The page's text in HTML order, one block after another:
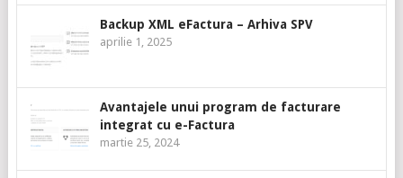
Backup XML eFactura – Arhiva SPV
aprilie 1, 2025
Avantajele unui program de facturare
integrat cu e-Factura
martie 25, 2024